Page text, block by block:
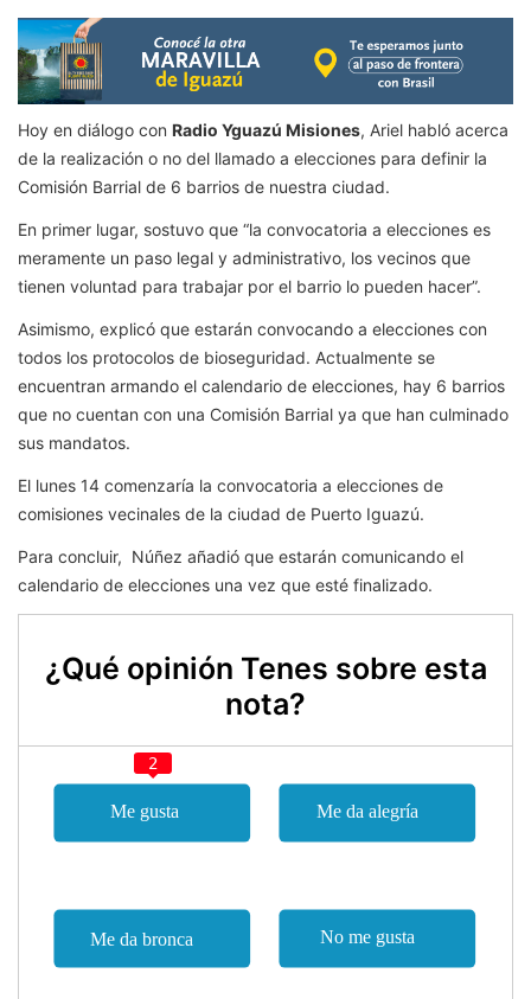
Hoy en diálogo con Radio Yguazú Misiones, Ariel habló acerca
de la realización o no del llamado a elecciones para definir la
Comisión Barrial de 6 barrios de nuestra ciudad.
En primer lugar, sostuvo que “la convocatoria a elecciones es
meramente un paso legal y administrativo, los vecinos que
tienen voluntad para trabajar por el barrio lo pueden hacer”.
Asimismo, explicó que estarán convocando a elecciones con
todos los protocolos de bioseguridad. Actualmente se
encuentran armando el calendario de elecciones, hay 6 barrios
que no cuentan con una Comisión Barrial ya que han culminado
sus mandatos.
El lunes 14 comenzaría la convocatoria a elecciones de
comisiones vecinales de la ciudad de Puerto Iguazú.
Para concluir, Núñez añadió que estarán comunicando el
calendario de elecciones una vez que esté finalizado.
¿Qué opinión Tenes sobre esta
nota?
2